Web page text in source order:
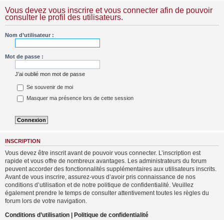
Vous devez vous inscrire et vous connecter afin de pouvoir
consulter le profil des utilisateurs.
Nom d’utilisateur :
Mot de passe :
J’ai oublié mon mot de passe
Se souvenir de moi
Masquer ma présence lors de cette session
INSCRIPTION
Vous devez être inscrit avant de pouvoir vous connecter. L’inscription est
rapide et vous offre de nombreux avantages. Les administrateurs du forum
peuvent accorder des fonctionnalités supplémentaires aux utilisateurs inscrits.
Avant de vous inscrire, assurez-vous d’avoir pris connaissance de nos
conditions d’utilisation et de notre politique de confidentialité. Veuillez
également prendre le temps de consulter attentivement toutes les règles du
forum lors de votre navigation.
Conditions d’utilisation | Politique de confidentialité